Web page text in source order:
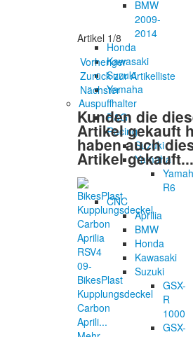
BMW
2009-
2014
Honda
Kawasaki
Suzuki
Yamaha
Auspuffhalter
R&G
Racing
Suzuki
Yamaha
R6
CNC
Aprilia
BMW
Honda
Kawasaki
Suzuki
GSX-
R
1000
GSX-
Artikel 1/8
Vorheriger
Zurück zur Artikelliste
Nächster
Kunden die
Artikel gekauft
haben auch
Artikel gekauft...
BikesPlast
Kupplungsdeckel
Carbon
Aprili...